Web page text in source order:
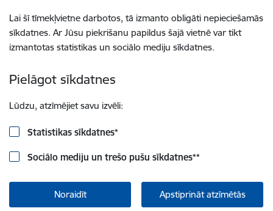
Lai šī tīmekļvietne darbotos, tā izmanto obligāti nepieciešamās
sīkdatnes. Ar Jūsu piekrišanu papildus šajā vietnē var tikt
izmantotas statistikas un sociālo mediju sīkdatnes.
Pielāgot sīkdatnes
Lūdzu, atzīmējiet savu izvēli:
Statistikas sīkdatnes*
Sociālo mediju un trešo pušu sīkdatnes**
Noraidīt Apstiprināt atzīmētās